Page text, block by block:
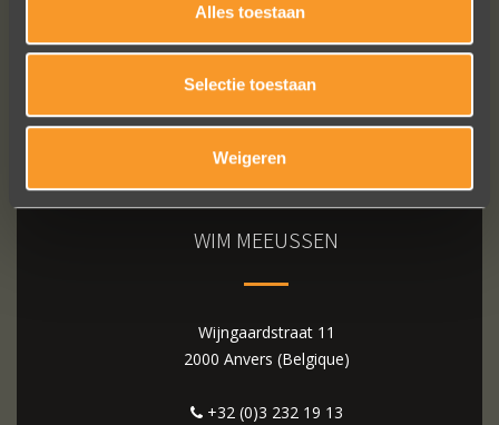
Alles toestaan
Selectie toestaan
Weigeren
WIM MEEUSSEN
Wijngaardstraat 11
2000 Anvers (Belgique)
+32 (0)3 232 19 13